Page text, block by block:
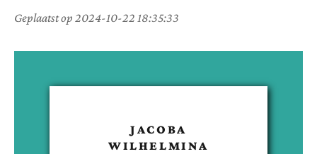
Geplaatst op 2024-10-22 18:35:33
JACOBA
WILHELMINA